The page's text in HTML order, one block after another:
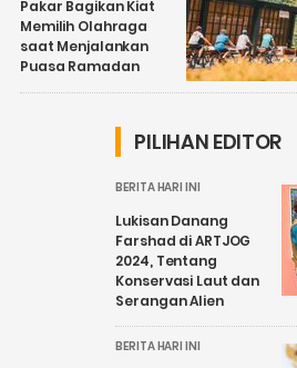
Pakar Bagikan Kiat
Memilih Olahraga
saat Menjalankan
Puasa Ramadan
PILIHAN EDITOR
BERITA HARI INI
Lukisan Danang
Farshad di ARTJOG
2024, Tentang
Konservasi Laut dan
Serangan Alien
BERITA HARI INI